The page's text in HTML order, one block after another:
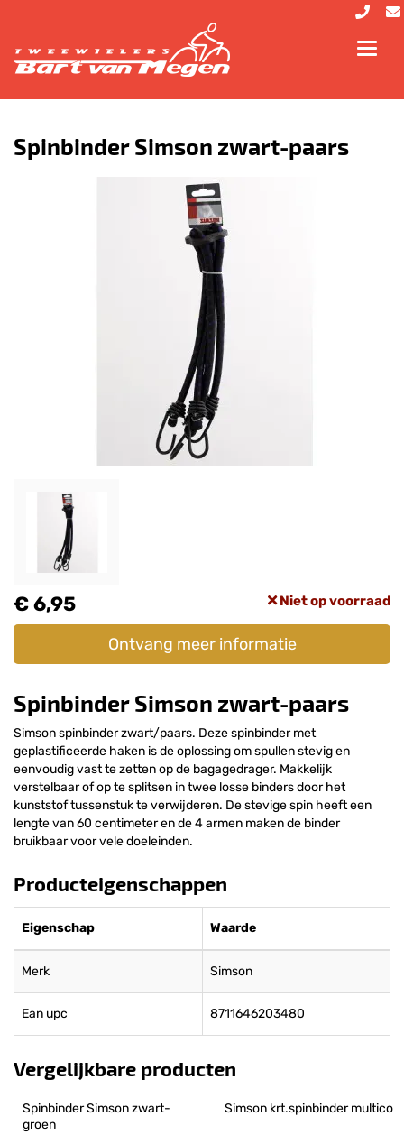
Spinbinder Simson zwart-paars
€ 6,95 Niet op voorraad
Ontvang meer informatie
Spinbinder Simson zwart-paars
Simson spinbinder zwart/paars. Deze spinbinder met
geplastificeerde haken is de oplossing om spullen stevig en
eenvoudig vast te zetten op de bagagedrager. Makkelijk
verstelbaar of op te splitsen in twee losse binders door het
kunststof tussenstuk te verwijderen. De stevige spin heeft een
lengte van 60 centimeter en de 4 armen maken de binder
bruikbaar voor vele doeleinden.
Producteigenschappen
Eigenschap Waarde
Merk Simson
Ean upc 8711646203480
Vergelijkbare producten
Spinbinder Simson zwart-
groen
Simson krt.spinbinder multico